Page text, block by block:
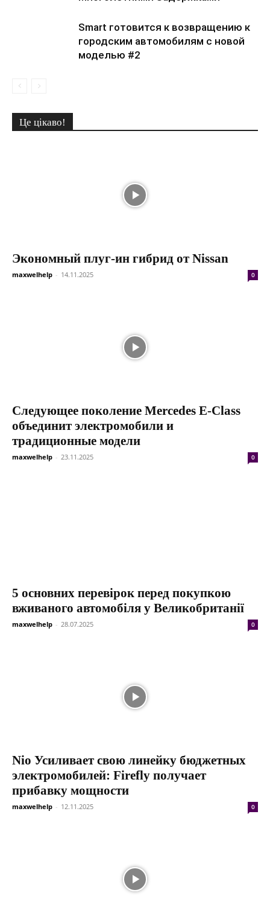
Smart готовится к возвращению к
городским автомобилям с новой
моделью #2
Це цікаво!
Экономный плуг-ин гибрид от Nissan
maxwelhelp - 14.11.2025 0
Следующее поколение Mercedes E-Class
объединит электромобили и
традиционные модели
maxwelhelp - 23.11.2025 0
5 основних перевірок перед покупкою
вживаного автомобіля у Великобританії
maxwelhelp - 28.07.2025 0
Nio Усиливает свою линейку бюджетных
электромобилей: Firefly получает
прибавку мощности
maxwelhelp - 12.11.2025 0